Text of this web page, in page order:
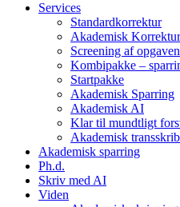
Services
Standardkorrektur
Akademisk Korrektur
Screening af opgaven
Kombipakke –
Startpakke
Akademisk Sparring
Akademisk AI
Klar til mundtligt
Akademisk
Akademisk sparring
Ph.d.
Skriv med AI
Viden